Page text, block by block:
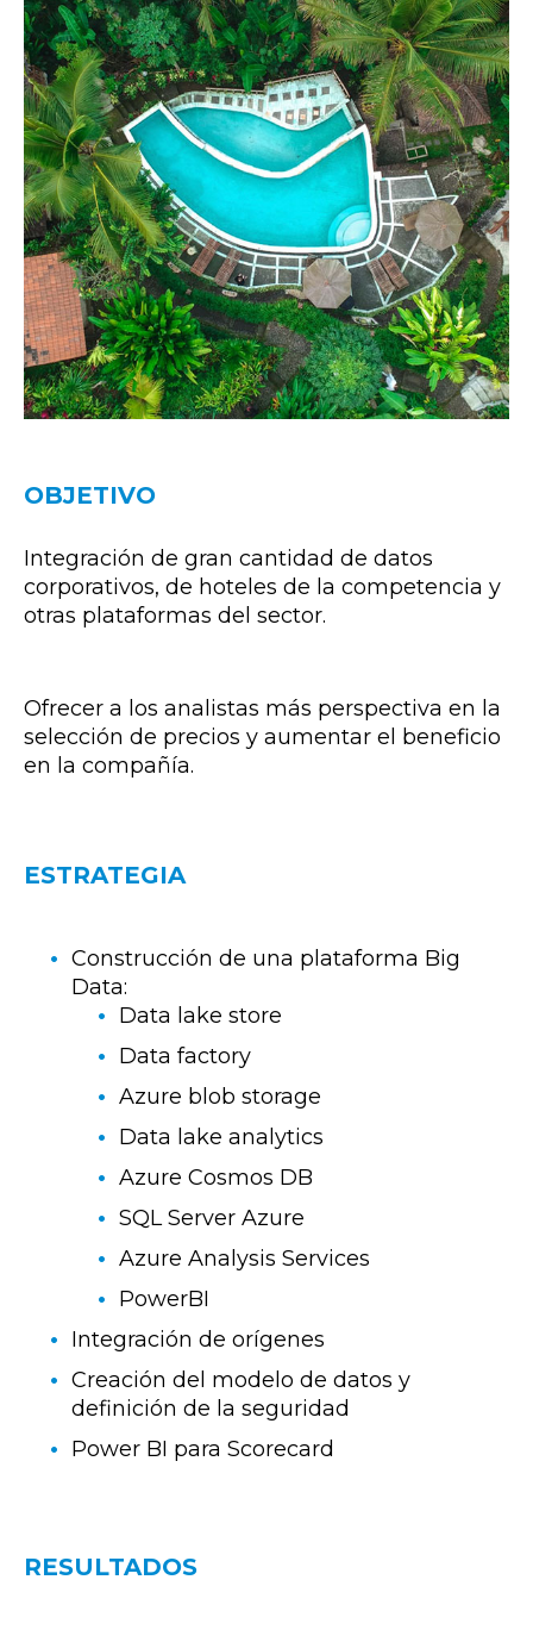
OBJETIVO
Integración de gran cantidad de datos
corporativos, de hoteles de la competencia y
otras plataformas del sector.
Ofrecer a los analistas más perspectiva en la
selección de precios y aumentar el beneficio
en la compañía.
ESTRATEGIA
Construcción de una plataforma Big
Data:
Data lake store
Data factory
Azure blob storage
Data lake analytics
Azure Cosmos DB
SQL Server Azure
Azure Analysis Services
PowerBI
Integración de orígenes
Creación del modelo de datos y
definición de la seguridad
Power BI para Scorecard
RESULTADOS